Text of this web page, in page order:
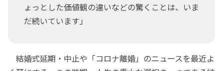
ょっとした価値観の違いなどの驚くことは、いま
だ続いています」
結婚式延期・中止や「コロナ離婚」のニュースを最近よ